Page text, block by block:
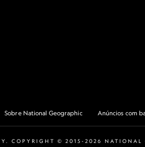
Sobre National Geographic Anúncios com
COPYRIGHT © 2015-2026 NATIONAL